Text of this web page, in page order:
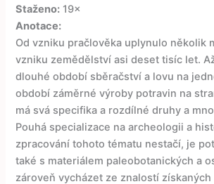
Staženo: 19×
Anotace:
Od vzniku pračlověka uplynulo několik
vzniku zemědělství asi deset tisíc let.
dlouhé období sběračství a lovu na
období záměrné výroby potravin na
má svá specifika a rozdílné druhy a
Pouhá specializace na archeologii a
zpracování tohoto tématu nestačí, je
také s materiálem paleobotanických a
zároveň vycházet ze znalostí získaných